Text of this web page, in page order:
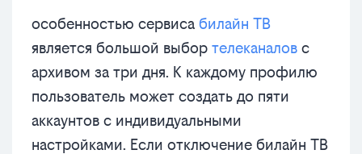
особенностью сервиса билайн ТВ
является большой выбор телеканалов с
архивом за три дня. К каждому профилю
пользователь может создать до пяти
аккаунтов с индивидуальными
настройками. Если отключение билайн ТВ